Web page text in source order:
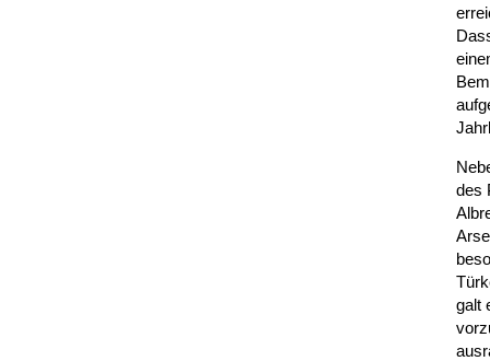
des
galt